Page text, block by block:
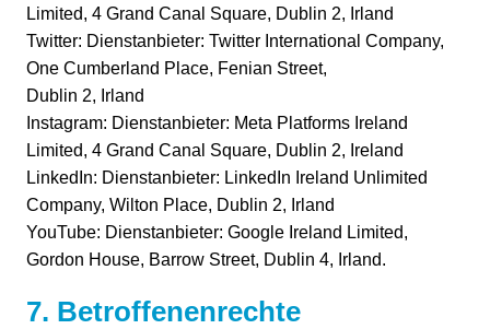
Limited, 4 Grand Canal Square, Dublin 2, Irland
Twitter: Dienstanbieter: Twitter International Company,
One Cumberland Place, Fenian Street,
Dublin 2, Irland
Instagram: Dienstanbieter: Meta Platforms Ireland
Limited, 4 Grand Canal Square, Dublin 2, Ireland
LinkedIn: Dienstanbieter: LinkedIn Ireland Unlimited
Company, Wilton Place, Dublin 2, Irland
YouTube: Dienstanbieter: Google Ireland Limited,
Gordon House, Barrow Street, Dublin 4, Irland.
7. Betroffenenrechte